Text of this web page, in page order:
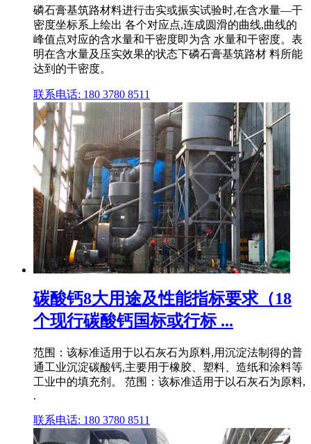
磷石膏基筑路材料进行击实或振实试验时,在含水量—干
密度坐标系上绘出 各个对应点,连成圆滑的曲线,曲线的
峰值点对应的含水量和干密度即为含 水量和干密度。表
明在含水量及压实效果的状态下磷石膏基筑路材 料所能
达到的干密度。
联系电话: 180 3780 8511
碳酸钙8大用途及性能指标要求（18
个现行碳酸钙国标或行标 ...
范围：该标准适用于以石灰石为原料,用沉淀法制得的普
通工业沉淀碳酸钙,主要用于橡胶、塑料、造纸和涂料等
工业中的填充剂。 范围：该标准适用于以石灰石为原料,
.
联系电话: 180 3780 8511